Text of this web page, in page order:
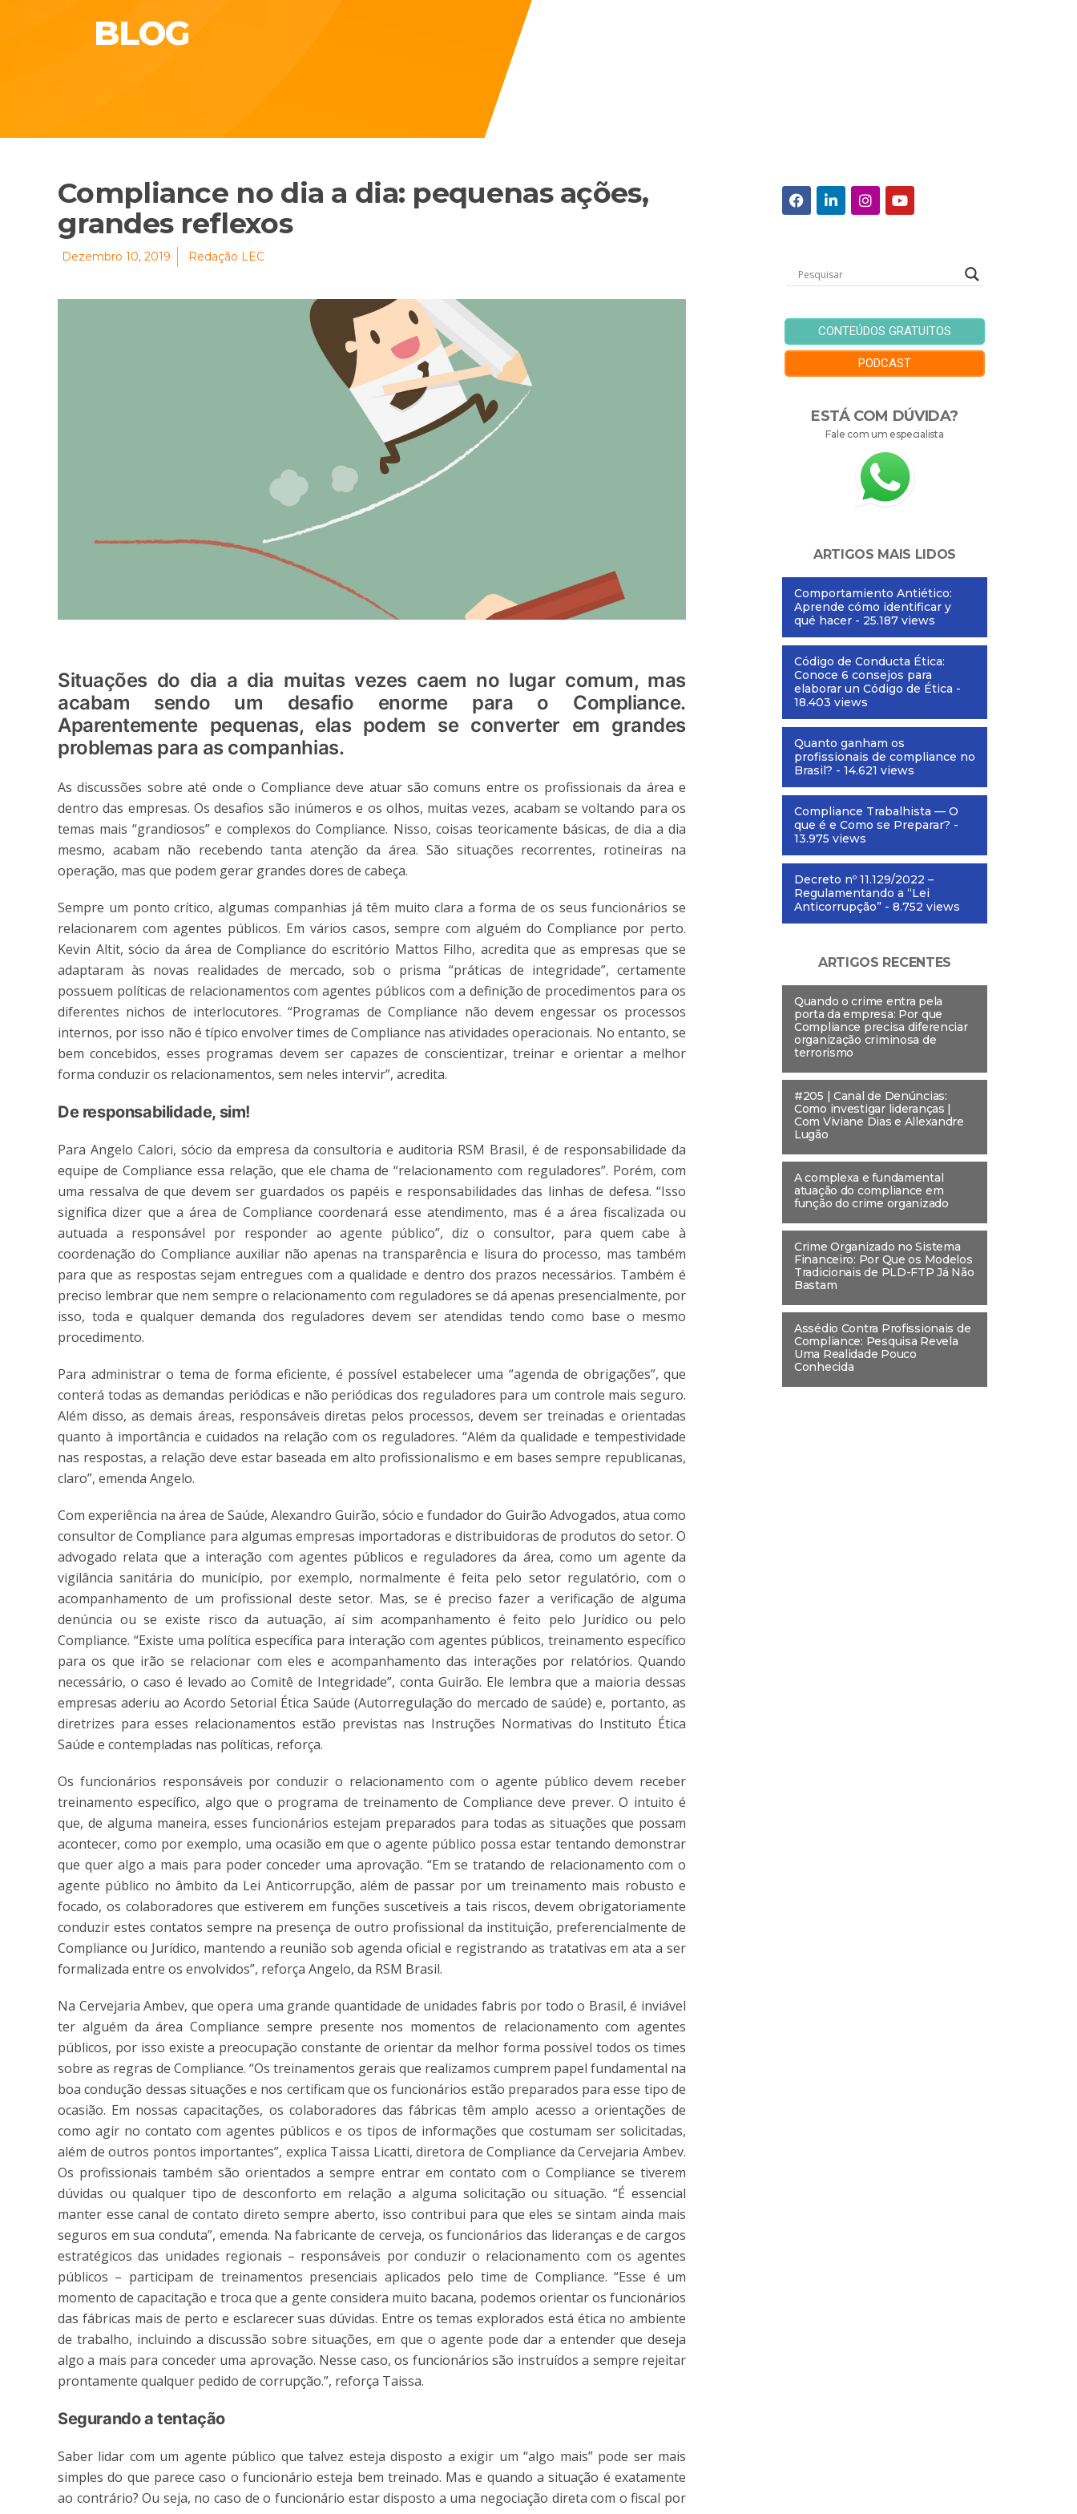
BLOG
Compliance no dia a dia: pequenas ações,
grandes reflexos
Dezembro 10, 2019 Redação LEC
Situações do dia a dia muitas vezes caem no lugar comum, mas
acabam sendo um desafio enorme para o Compliance.
Aparentemente pequenas, elas podem se converter em grandes
problemas para as companhias.
As discussões sobre até onde o Compliance deve atuar são comuns entre os profissionais da área e
dentro das empresas. Os desafios são inúmeros e os olhos, muitas vezes, acabam se voltando para os
temas mais “grandiosos” e complexos do Compliance. Nisso, coisas teoricamente básicas, de dia a dia
mesmo, acabam não recebendo tanta atenção da área. São situações recorrentes, rotineiras na
operação, mas que podem gerar grandes dores de cabeça.
Sempre um ponto crítico, algumas companhias já têm muito clara a forma de os seus funcionários se
relacionarem com agentes públicos. Em vários casos, sempre com alguém do Compliance por perto.
Kevin Altit, sócio da área de Compliance do escritório Mattos Filho, acredita que as empresas que se
adaptaram às novas realidades de mercado, sob o prisma “práticas de integridade”, certamente
possuem políticas de relacionamentos com agentes públicos com a definição de procedimentos para os
diferentes nichos de interlocutores. “Programas de Compliance não devem engessar os processos
internos, por isso não é típico envolver times de Compliance nas atividades operacionais. No entanto, se
bem concebidos, esses programas devem ser capazes de conscientizar, treinar e orientar a melhor
forma conduzir os relacionamentos, sem neles intervir”, acredita.
De responsabilidade, sim!
Para Angelo Calori, sócio da empresa da consultoria e auditoria RSM Brasil, é de responsabilidade da
equipe de Compliance essa relação, que ele chama de “relacionamento com reguladores”. Porém, com
uma ressalva de que devem ser guardados os papéis e responsabilidades das linhas de defesa. “Isso
significa dizer que a área de Compliance coordenará esse atendimento, mas é a área fiscalizada ou
autuada a responsável por responder ao agente público”, diz o consultor, para quem cabe à
coordenação do Compliance auxiliar não apenas na transparência e lisura do processo, mas também
para que as respostas sejam entregues com a qualidade e dentro dos prazos necessários. Também é
preciso lembrar que nem sempre o relacionamento com reguladores se dá apenas presencialmente, por
isso, toda e qualquer demanda dos reguladores devem ser atendidas tendo como base o mesmo
procedimento.
Para administrar o tema de forma eficiente, é possível estabelecer uma “agenda de obrigações”, que
conterá todas as demandas periódicas e não periódicas dos reguladores para um controle mais seguro.
Além disso, as demais áreas, responsáveis diretas pelos processos, devem ser treinadas e orientadas
quanto à importância e cuidados na relação com os reguladores. “Além da qualidade e tempestividade
nas respostas, a relação deve estar baseada em alto profissionalismo e em bases sempre republicanas,
claro”, emenda Angelo.
Com experiência na área de Saúde, Alexandro Guirão, sócio e fundador do Guirão Advogados, atua como
consultor de Compliance para algumas empresas importadoras e distribuidoras de produtos do setor. O
advogado relata que a interação com agentes públicos e reguladores da área, como um agente da
vigilância sanitária do município, por exemplo, normalmente é feita pelo setor regulatório, com o
acompanhamento de um profissional deste setor. Mas, se é preciso fazer a verificação de alguma
denúncia ou se existe risco da autuação, aí sim acompanhamento é feito pelo Jurídico ou pelo
Compliance. “Existe uma política específica para interação com agentes públicos, treinamento específico
para os que irão se relacionar com eles e acompanhamento das interações por relatórios. Quando
necessário, o caso é levado ao Comitê de Integridade”, conta Guirão. Ele lembra que a maioria dessas
empresas aderiu ao Acordo Setorial Ética Saúde (Autorregulação do mercado de saúde) e, portanto, as
diretrizes para esses relacionamentos estão previstas nas Instruções Normativas do Instituto Ética
Saúde e contempladas nas políticas, reforça.
Os funcionários responsáveis por conduzir o relacionamento com o agente público devem receber
treinamento específico, algo que o programa de treinamento de Compliance deve prever. O intuito é
que, de alguma maneira, esses funcionários estejam preparados para todas as situações que possam
acontecer, como por exemplo, uma ocasião em que o agente público possa estar tentando demonstrar
que quer algo a mais para poder conceder uma aprovação. “Em se tratando de relacionamento com o
agente público no âmbito da Lei Anticorrupção, além de passar por um treinamento mais robusto e
focado, os colaboradores que estiverem em funções suscetíveis a tais riscos, devem obrigatoriamente
conduzir estes contatos sempre na presença de outro profissional da instituição, preferencialmente de
Compliance ou Jurídico, mantendo a reunião sob agenda oficial e registrando as tratativas em ata a ser
formalizada entre os envolvidos”, reforça Angelo, da RSM Brasil.
Na Cervejaria Ambev, que opera uma grande quantidade de unidades fabris por todo o Brasil, é inviável
ter alguém da área Compliance sempre presente nos momentos de relacionamento com agentes
públicos, por isso existe a preocupação constante de orientar da melhor forma possível todos os times
sobre as regras de Compliance. “Os treinamentos gerais que realizamos cumprem papel fundamental na
boa condução dessas situações e nos certificam que os funcionários estão preparados para esse tipo de
ocasião. Em nossas capacitações, os colaboradores das fábricas têm amplo acesso a orientações de
como agir no contato com agentes públicos e os tipos de informações que costumam ser solicitadas,
além de outros pontos importantes”, explica Taissa Licatti, diretora de Compliance da Cervejaria Ambev.
Os profissionais também são orientados a sempre entrar em contato com o Compliance se tiverem
dúvidas ou qualquer tipo de desconforto em relação a alguma solicitação ou situação. “É essencial
manter esse canal de contato direto sempre aberto, isso contribui para que eles se sintam ainda mais
seguros em sua conduta”, emenda. Na fabricante de cerveja, os funcionários das lideranças e de cargos
estratégicos das unidades regionais – responsáveis por conduzir o relacionamento com os agentes
públicos – participam de treinamentos presenciais aplicados pelo time de Compliance. “Esse é um
momento de capacitação e troca que a gente considera muito bacana, podemos orientar os funcionários
das fábricas mais de perto e esclarecer suas dúvidas. Entre os temas explorados está ética no ambiente
de trabalho, incluindo a discussão sobre situações, em que o agente pode dar a entender que deseja
algo a mais para conceder uma aprovação. Nesse caso, os funcionários são instruídos a sempre rejeitar
prontamente qualquer pedido de corrupção.”, reforça Taissa.
Segurando a tentação
Saber lidar com um agente público que talvez esteja disposto a exigir um “algo mais” pode ser mais
simples do que parece caso o funcionário esteja bem treinado. Mas e quando a situação é exatamente
ao contrário? Ou seja, no caso de o funcionário estar disposto a uma negociação direta com o fiscal por
CONTEÚDOS GRATUITOS
PODCAST
ESTÁ COM DÚVIDA?
Fale com um especialista
ARTIGOS MAIS LIDOS
Comportamiento Antiético:
Aprende cómo identificar y
qué hacer - 25.187 views
Código de Conducta Ética:
Conoce 6 consejos para
elaborar un Código de Ética -
18.403 views
Quanto ganham os
profissionais de compliance no
Brasil? - 14.621 views
Compliance Trabalhista — O
que é e Como se Preparar? -
13.975 views
Decreto nº 11.129/2022 –
Regulamentando a “Lei
Anticorrupção” - 8.752 views
ARTIGOS RECENTES
Quando o crime entra pela
porta da empresa: Por que
Compliance precisa diferenciar
organização criminosa de
terrorismo
#205 | Canal de Denúncias:
Como investigar lideranças |
Com Viviane Dias e Allexandre
Lugão
A complexa e fundamental
atuação do compliance em
função do crime organizado
Crime Organizado no Sistema
Financeiro: Por Que os Modelos
Tradicionais de PLD-FTP Já Não
Bastam
Assédio Contra Profissionais de
Compliance: Pesquisa Revela
Uma Realidade Pouco
Conhecida